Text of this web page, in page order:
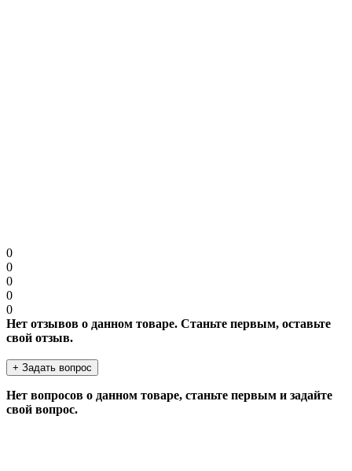
0
0
0
0
0
Нет отзывов о данном товаре. Станьте первым, оставьте
свой отзыв.
+ Задать вопрос
Нет вопросов о данном товаре, станьте первым и задайте
свой вопрос.